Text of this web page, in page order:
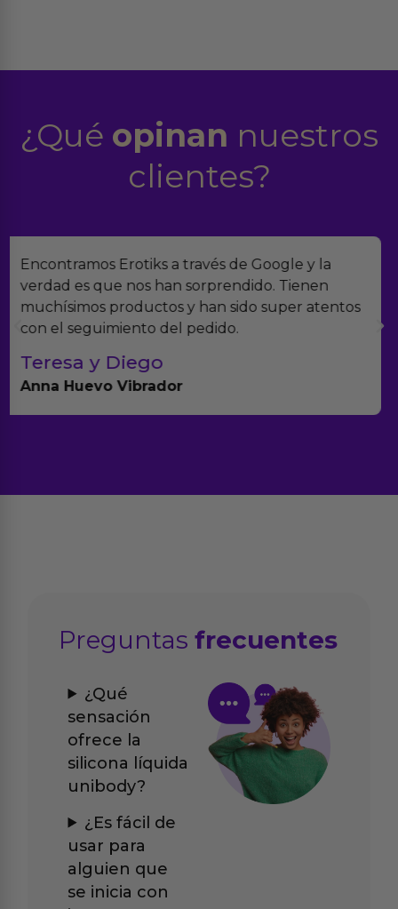
¿Qué opinan nuestros
clientes?
Suelo comprar en tiendas eróticas online, y
Erotiks es una de las que más me gustan. No he
tenido nunca ningún problema con los
productos.
Paula A.
Brightpurple Vibrador y Rotador
Preguntasfrecuentes
¿Qué
sensación
ofrece la
silicona líquida
unibody?
¿Es fácil de
usar para
alguien que
se inicia con